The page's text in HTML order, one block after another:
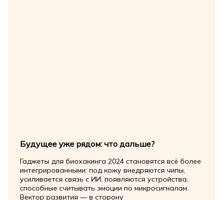
Будущее уже рядом: что дальше?
Гаджеты для биохакинга 2024 становятся всё более
интегрированными: под кожу внедряются чипы,
усиливается связь с ИИ, появляются устройства,
способные считывать эмоции по микросигналам.
Вектор развития — в сторону